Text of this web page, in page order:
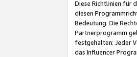
Diese Richtlinien für
diesen
Bedeutung. Die
Partnerprogramm
festgehalten: Jeder
das Influencer